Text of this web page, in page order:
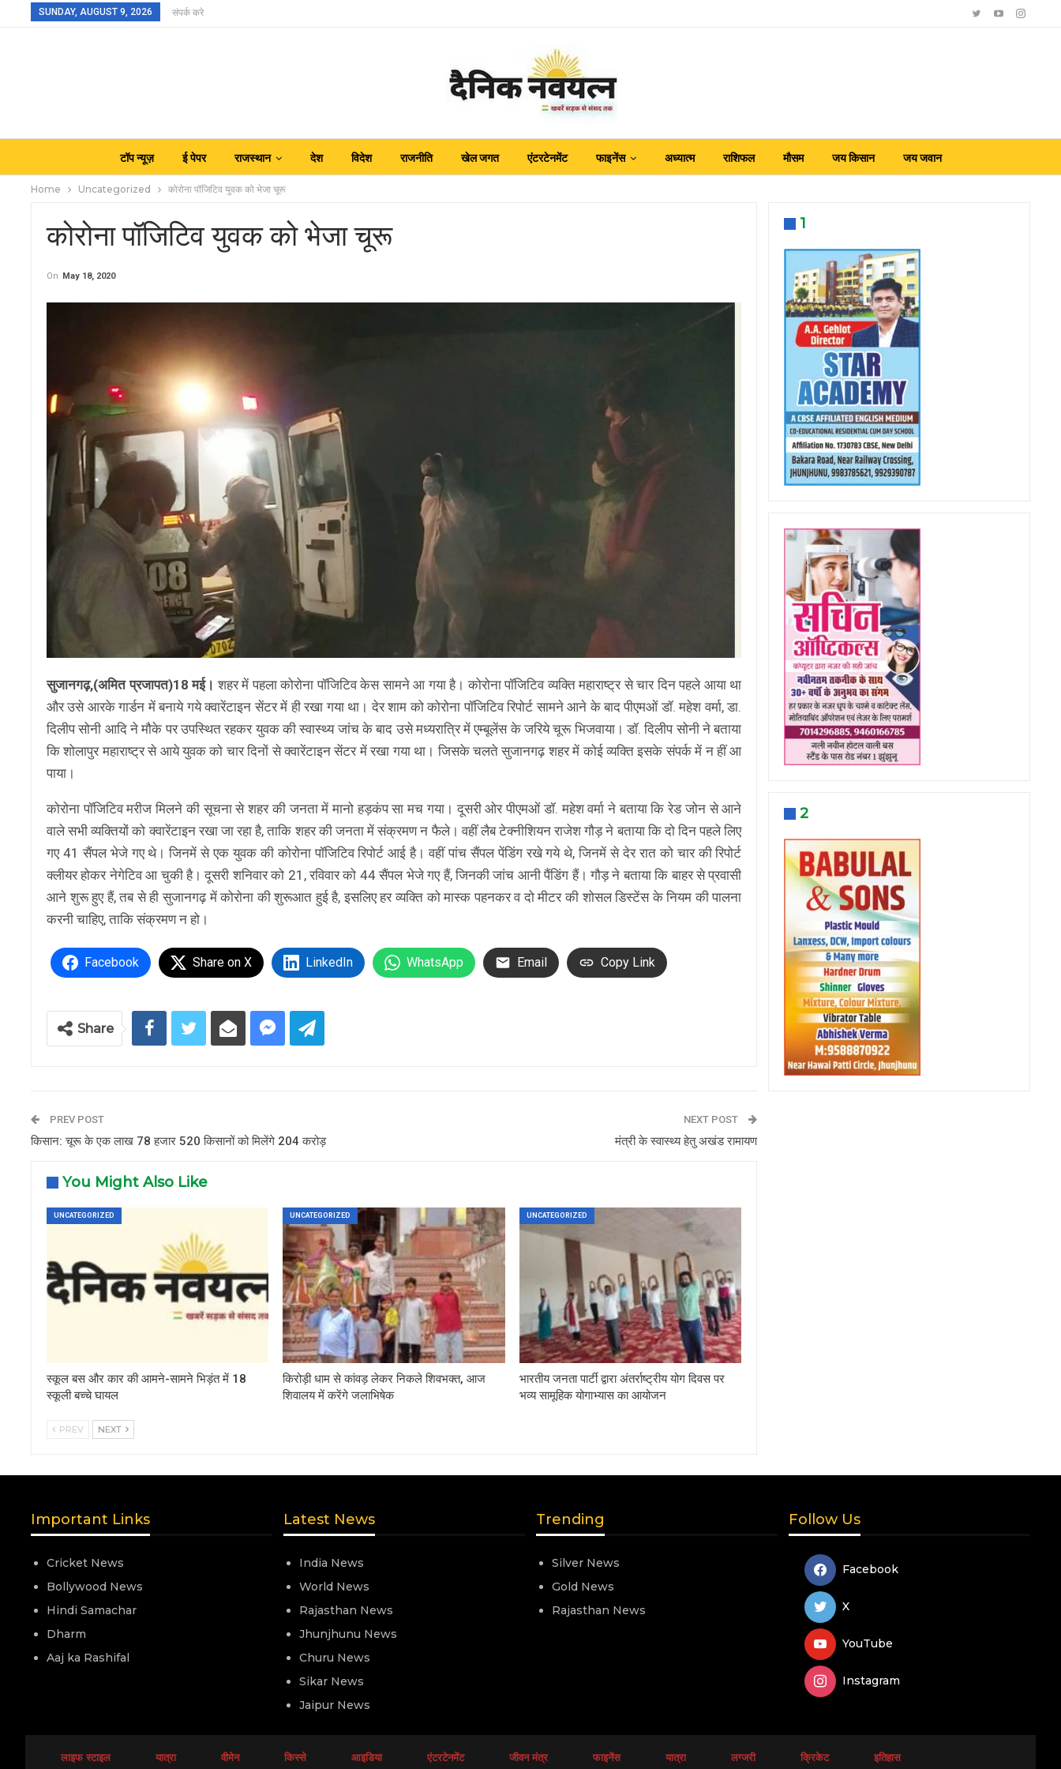
SUNDAY, AUGUST 9, 2026 संपर्क करे
टॉप न्यूज़ ई पेपर राजस्थान देश विदेश राजनीति खेल जगत एंटरटेनमेंट फाइनेंस अध्यात्म राशिफल मौसम जय किसान जय जवान
Home Uncategorized कोरोना पॉजिटिव युवक को भेजा चूरू
कोरोना पॉजिटिव युवक को भेजा चूरू
On May 18, 2020
सुजानगढ़,(अमित प्रजापत)18 मई। शहर में पहला कोरोना पॉजिटिव केस सामने आ गया है। कोरोना पॉजिटिव व्यक्ति महाराष्ट्र से चार दिन पहले आया था
और उसे आरके गार्डन में बनाये गये क्वारेंटाइन सेंटर में ही रखा गया था। देर शाम को कोरोना पॉजिटिव रिपोर्ट सामने आने के बाद पीएमओं डॉ. महेश वर्मा, डा.
दिलीप सोनी आदि ने मौके पर उपस्थित रहकर युवक की स्वास्थ्य जांच के बाद उसे मध्यरात्रि में एम्बूलेंस के जरिये चूरू भिजवाया। डॉ. दिलीप सोनी ने बताया
कि शोलापुर महाराष्ट्र से आये युवक को चार दिनों से क्वारेंटाइन सेंटर में रखा गया था। जिसके चलते सुजानगढ़ शहर में कोई व्यक्ति इसके संपर्क में न हीं आ
पाया।
कोरोना पॉजिटिव मरीज मिलने की सूचना से शहर की जनता में मानो हड़कंप सा मच गया। दूसरी ओर पीएमओं डॉ. महेश वर्मा ने बताया कि रेड जोन से आने
वाले सभी व्यक्तियों को क्वारेंटाइन रखा जा रहा है, ताकि शहर की जनता में संक्रमण न फैले। वहीं लैब टेक्नीशियन राजेश गौड़ ने बताया कि दो दिन पहले लिए
गए 41 सैंपल भेजे गए थे। जिनमें से एक युवक की कोरोना पॉजिटिव रिपोर्ट आई है। वहीं पांच सैंपल पेंडिंग रखे गये थे, जिनमें से देर रात को चार की रिपोर्ट
क्लीयर होकर नेगेटिव आ चुकी है। दूसरी शनिवार को 21, रविवार को 44 सैंपल भेजे गए हैं, जिनकी जांच आनी पैंडिंग हैं। गौड़ ने बताया कि बाहर से प्रवासी
आने शुरू हुए हैं, तब से ही सुजानगढ़ में कोरोना की शुरूआत हुई है, इसलिए हर व्यक्ति को मास्क पहनकर व दो मीटर की शोसल डिस्टेंस के नियम की पालना
करनी चाहिए, ताकि संक्रमण न हो।
Facebook Share on X LinkedIn WhatsApp Email Copy Link
Share
PREV POST
किसान: चूरू के एक लाख 78 हजार 520 किसानों को मिलेंगे 204 करोड़
NEXT POST
मंत्री के स्वास्थ्य हेतु अखंड रामायण
You Might Also Like
UNCATEGORIZED
स्कूल बस और कार की आमने-सामने भिड़ंत में 18
स्कूली बच्चे घायल
UNCATEGORIZED
किरोड़ी धाम से कांवड़ लेकर निकले शिवभक्त, आज
शिवालय में करेंगे जलाभिषेक
UNCATEGORIZED
भारतीय जनता पार्टी द्वारा अंतर्राष्ट्रीय योग दिवस पर
भव्य सामूहिक योगाभ्यास का आयोजन
PREV NEXT
1
2
Important Links
Cricket News
Bollywood News
Hindi Samachar
Dharm
Aaj ka Rashifal
Latest News
India News
World News
Rajasthan News
Jhunjhunu News
Churu News
Sikar News
Jaipur News
Trending
Silver News
Gold News
Rajasthan News
Follow Us
Facebook
X
YouTube
Instagram
लाइफ स्टाइल यात्रा वीमेन किस्से आइडिया एंटरटेनमेंट जीवन मंत्र फाइनेंस यात्रा लग्जरी क्रिकेट इतिहास